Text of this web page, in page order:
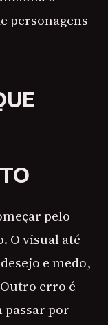
personagens
pelo
O visual até
e medo,
erro é
passar por